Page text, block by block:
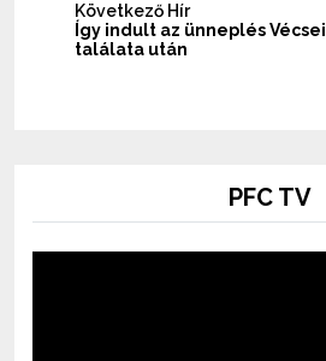
Következő Hír
Így indult az ünneplés Vécsei
találata után
PFC TV